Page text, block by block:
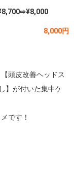
8,000円
頭皮改善ヘッドス
】が付いた集中ケ